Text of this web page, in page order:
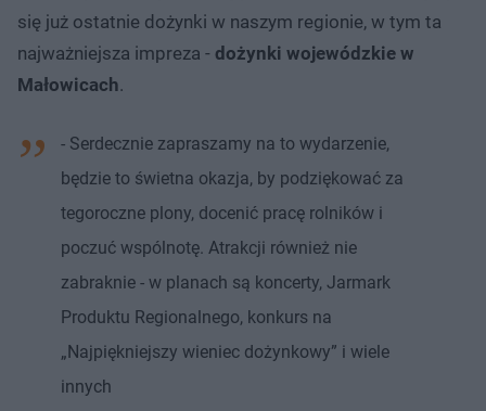
się już ostatnie dożynki w naszym regionie, w tym ta
najważniejsza impreza - dożynki wojewódzkie w
Małowicach.
- Serdecznie zapraszamy na to wydarzenie,
będzie to świetna okazja, by podziękować za
tegoroczne plony, docenić pracę rolników i
poczuć wspólnotę. Atrakcji również nie
zabraknie - w planach są koncerty, Jarmark
Produktu Regionalnego, konkurs na
„Najpiękniejszy wieniec dożynkowy” i wiele
innych